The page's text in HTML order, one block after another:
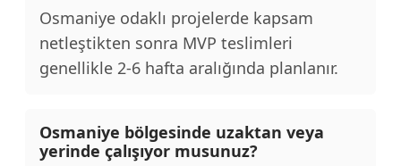
Osmaniye odaklı projelerde kapsam
netleştikten sonra MVP teslimleri
genellikle 2-6 hafta aralığında planlanır.
Osmaniye bölgesinde uzaktan veya
yerinde çalışıyor musunuz?